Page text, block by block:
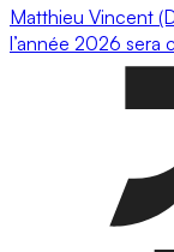
Matthieu Vincent
l’année 2026 sera